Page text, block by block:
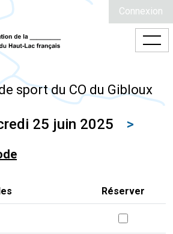
Connexion
sport du CO du Gibloux
25 juin 2025 >
Réserver